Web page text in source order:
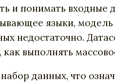
и понимать входные
языки,
недостаточно.
выполнять
данных, что